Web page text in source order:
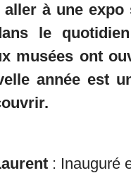
à une expo
le
musées ont
année est
: Inauguré